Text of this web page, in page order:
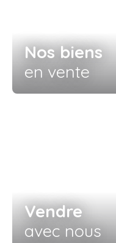
Nos biens
en vente
Vendre
avec nous